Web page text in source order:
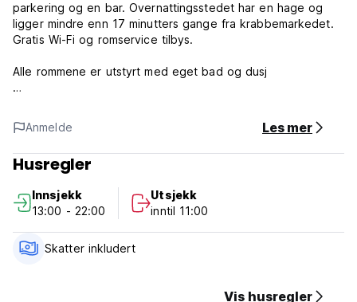
parkering og en bar. Overnattingsstedet har en hage og
ligger mindre enn 17 minutters gange fra krabbemarkedet.
Gratis Wi-Fi og romservice tilbys.
Alle rommene er utstyrt med eget bad og dusj
morgen på Khmer House Guesthouse. Gjestehuset serverer
også lunsj og middag i restauranten. Vi har også en
restaurant nede på krabbemarkedet, navnet er KEP SUR
MER Restaurant åpen til lunsj og middag hvis du vil spise
Scooterutleie er tilgjengelig for $ 6,00/dag.
Kep Market ligger 5,8 km fra Khmer House Guesthouse,
På vandrerhjemmet kan vi også ordne buss og båtbillett.
Anmelde Les mer
Husregler
Innsjekk
13:00 - 22:00
Utsjekk
inntil 11:00
Skatter inkludert
Vis husregler